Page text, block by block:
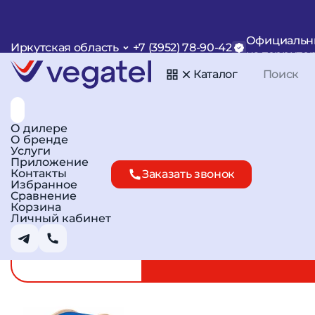
Иркутская область +7 (3952) 78-90-42
на
Каталог
О дилере
О бренде
Услуги
Приложение
Контакты
Избранное
Сравнение
Корзина
Личный кабинет
Заказать звонок
Кабель
Арт. R11172